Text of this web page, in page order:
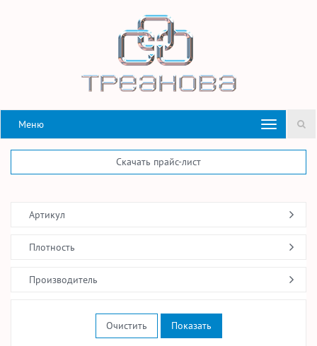
Меню
Скачать прайс-лист
Артикул
Плотность
Производитель
Очистить